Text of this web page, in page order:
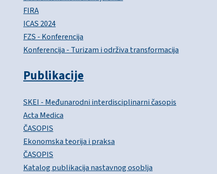
FIRA
ICAS 2024
FZS - Konferencija
Konferencija - Turizam i održiva transformacija
Publikacije
SKEI - Međunarodni interdisciplinarni časopis
Acta Medica
ČASOPIS
Ekonomska teorija i praksa
ČASOPIS
Katalog publikacija nastavnog osoblja